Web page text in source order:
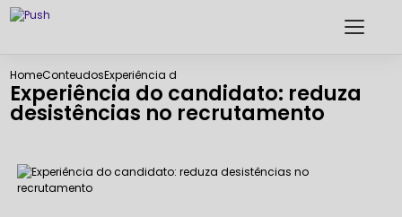
HomeConteudosExperiência do candidato: reduza desistências no
Experiência do candidato: reduza
desistências no recrutamento